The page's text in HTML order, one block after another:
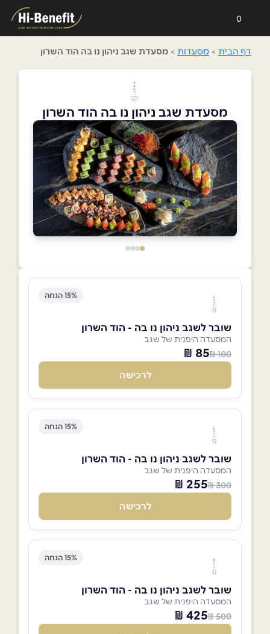
0
דף הבית > מסעדות > מסעדת שגב ניהון נו בה הוד השרון
מסעדת שגב ניהון נו בה הוד השרון
15% הנחה
שובר לשגב ניהון נו בה - הוד השרון
המסעדה היפנית של שגב
100 ₪
85 ₪
לרכישה
15% הנחה
שובר לשגב ניהון נו בה - הוד השרון
המסעדה היפנית של שגב
300 ₪
255 ₪
לרכישה
15% הנחה
שובר לשגב ניהון נו בה - הוד השרון
המסעדה היפנית של שגב
500 ₪
425 ₪